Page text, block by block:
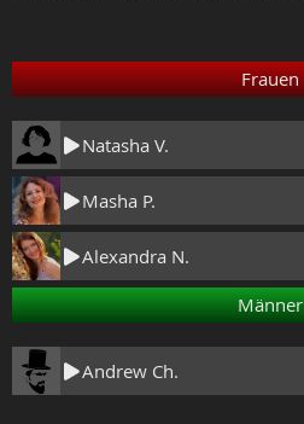
Frauen
Natasha V.
Masha P.
Alexandra N.
Männer
Andrew Ch.